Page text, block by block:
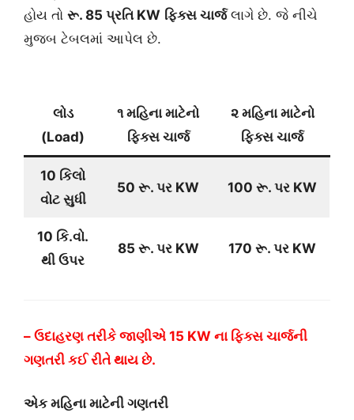
હોય તો રૂ. 85 પ્રતિ KW ફિક્સ ચાર્જલાગે છે. જે નીચે
મુજબ ટેબલમાં આપેલ છે.
લોડ
(Load)
૧ મહિના માટેનો
ફિક્સ ચાર્જ
૨ મહિના માટેનો
ફિક્સ ચાર્જ
10 કિલો
વોટ સુધી
50 રૂ. પર KW 100 રૂ. પર KW
10 કિ.વો.
થી ઉપર
85 રૂ. પર KW 170 રૂ. પર KW
– ઉદાહરણ તરીકે જાણીએ 15 KW ના ફિક્સ ચાર્જની
ગણતરી કઈ રીતે થાય છે.
એક મહિના માટેની ગણતરી